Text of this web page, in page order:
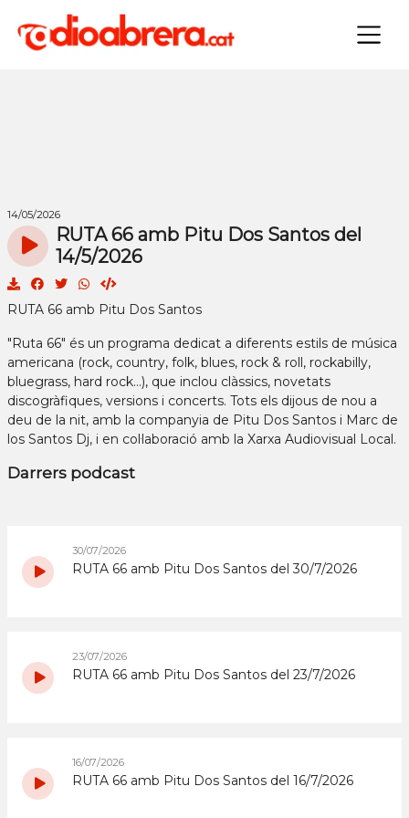
×
14/05/2026
RUTA 66 amb Pitu Dos Santos del
14/5/2026
RUTA 66 amb Pitu Dos Santos
"Ruta 66" és un programa dedicat a diferents estils de música
americana (rock, country, folk, blues, rock & roll, rockabilly,
bluegrass, hard rock...), que inclou clàssics, novetats
discogràfiques, versions i concerts. Tots els dijous de nou a
deu de la nit, amb la companyia de Pitu Dos Santos i Marc de
los Santos Dj, i en col·laboració amb la Xarxa Audiovisual Local.
Darrers podcast
30/07/2026
RUTA 66 amb Pitu Dos Santos del 30/7/2026
23/07/2026
RUTA 66 amb Pitu Dos Santos del 23/7/2026
16/07/2026
RUTA 66 amb Pitu Dos Santos del 16/7/2026